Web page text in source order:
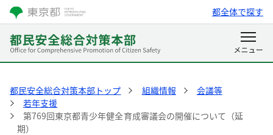
都全体で探す
都民安全総合対策本部トップ 組織情報
会議等
若年支援
第769回東京都青少年健全育成審議会の開催について（延
期）